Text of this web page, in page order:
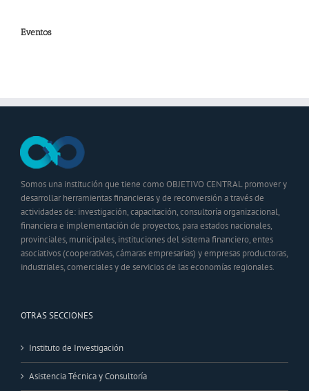
Eventos
Somos una institución que tiene como OBJETIVO CENTRAL promover y
desarrollar herramientas financieras y de reconversión a través de
actividades de: investigación, capacitación, consultoría organizacional,
financiera e implementación de proyectos, para estados nacionales,
provinciales, municipales, instituciones del sistema financiero, entes
asociativos (cooperativas, cámaras empresarias) y empresas productoras,
industriales, comerciales y de servicios de las economías regionales.
OTRAS SECCIONES
Instituto de Investigación
Asistencia Técnica y Consultoría